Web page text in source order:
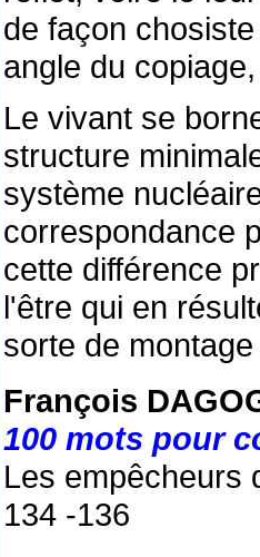
de façon
angle du
Le vivant se
structure
système
correspondance
cette différence
l'être qui en
sorte de
François
100 mots pour
Les empêcheurs
134 -136